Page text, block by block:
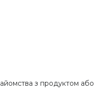
з продуктом або